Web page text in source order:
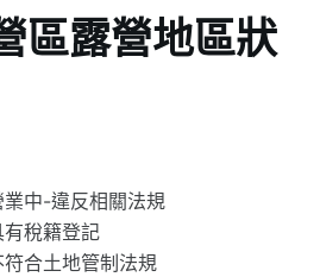
區露營地區狀
中-違反相關法規
稅籍登記
合土地管制法規